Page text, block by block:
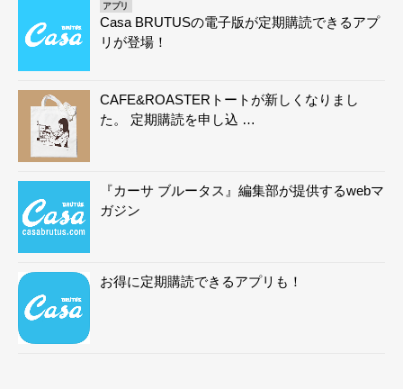
アプリ
Casa BRUTUSの電子版が定期購読できるアプ
リが登場！
CAFE&ROASTERトートが新しくなりまし
た。 定期購読を申し込 …
『カーサ ブルータス』編集部が提供するwebマ
ガジン
お得に定期購読できるアプリも！